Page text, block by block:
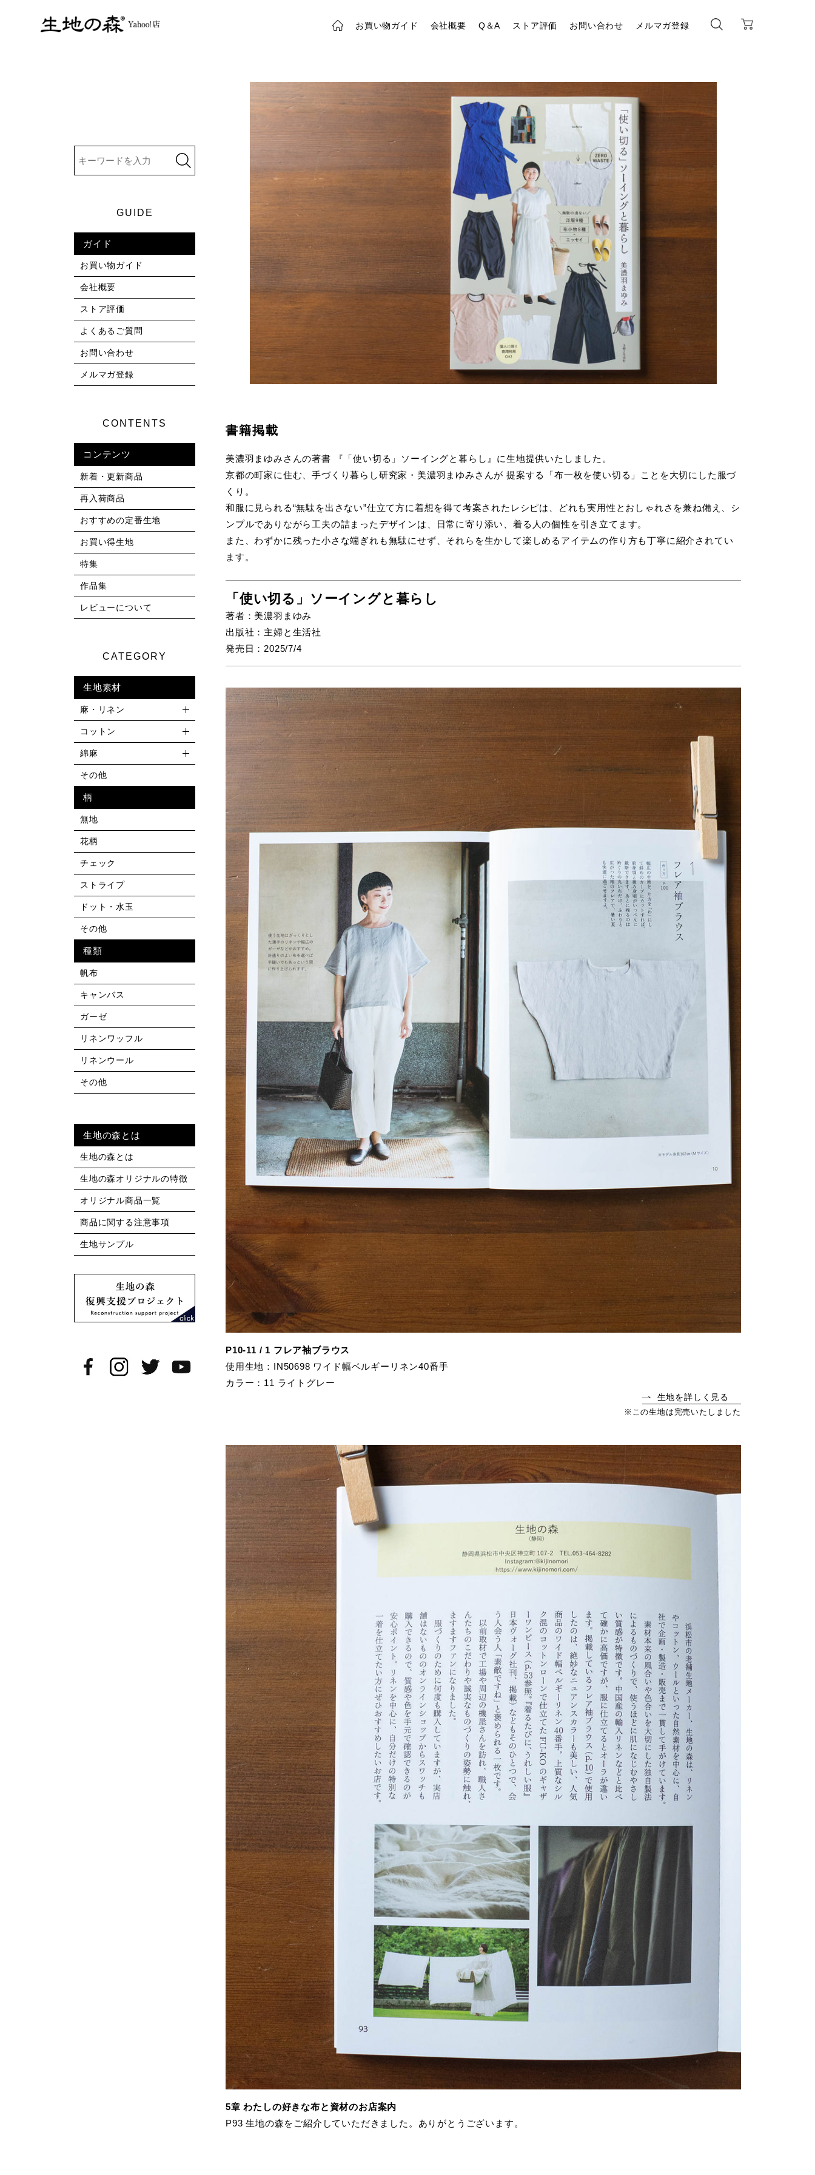
お買い物ガイド 会社概要 Q＆A ストア評価 お問い合わせ メルマガ登録
書籍掲載
美濃羽まゆみさんの著書 『「使い切る」ソーイングと暮らし』に生地提供いたしました。
京都の町家に住む、手づくり暮らし研究家・美濃羽まゆみさんが 提案する「布一枚を使い切る」ことを大切にした服づ
くり。
和服に見られる“無駄を出さない”仕立て方に着想を得て考案されたレシピは、どれも実用性とおしゃれさを兼ね備え、シ
ンプルでありながら工夫の詰まったデザインは、日常に寄り添い、着る人の個性を引き立てます。
また、わずかに残った小さな端ぎれも無駄にせず、それらを生かして楽しめるアイテムの作り方も丁寧に紹介されてい
ます。
「使い切る」ソーイングと暮らし
著者：美濃羽まゆみ
出版社：主婦と生活社
発売日：2025/7/4
P10-11 / 1 フレア袖ブラウス
使用生地：IN50698 ワイド幅ベルギーリネン40番手
カラー：11 ライトグレー
生地を詳しく見る
※この生地は完売いたしました
5章 わたしの好きな布と資材のお店案内
P93 生地の森をご紹介していただきました。ありがとうございます。
GUIDE
ガイド
お買い物ガイド
会社概要
ストア評価
よくあるご質問
お問い合わせ
メルマガ登録
CONTENTS
コンテンツ
新着・更新商品
再入荷商品
おすすめの定番生地
お買い得生地
特集
作品集
レビューについて
CATEGORY
生地素材
麻・リネン
コットン
綿麻
その他
柄
無地
花柄
チェック
ストライプ
ドット・水玉
その他
種類
帆布
キャンバス
ガーゼ
リネンワッフル
リネンウール
その他
生地の森とは
生地の森とは
生地の森オリジナルの特徴
オリジナル商品一覧
商品に関する注意事項
生地サンプル